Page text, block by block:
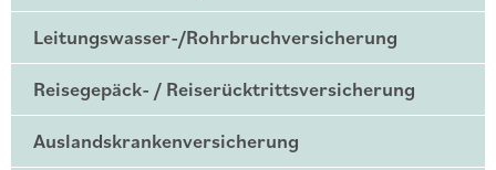
Leitungswasser-/Rohrbruchversicherung
Reisegepäck- / Reiserücktrittsversicherung
Auslandskrankenversicherung